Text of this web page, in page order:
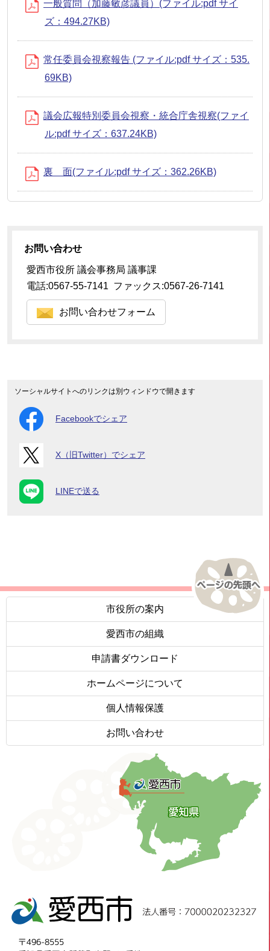
一般質問（加藤敏彦議員）(ファイル:pdf サイ
ズ：494.27KB)
常任委員会視察報告 (ファイル:pdf サイズ：535.
69KB)
議会広報特別委員会視察・統合庁舎視察(ファイ
ル:pdf サイズ：637.24KB)
裏 面(ファイル:pdf サイズ：362.26KB)
お問い合わせ
愛西市役所 議会事務局 議事課
電話:0567-55-7141 ファックス:0567-26-7141
お問い合わせフォーム
ソーシャルサイトへのリンクは別ウィンドウで開きます
Facebookでシェア
X（旧Twitter）でシェア
LINEで送る
市役所の案内
愛西市の組織
申請書ダウンロード
ホームページについて
個人情報保護
お問い合わせ
〒496-8555